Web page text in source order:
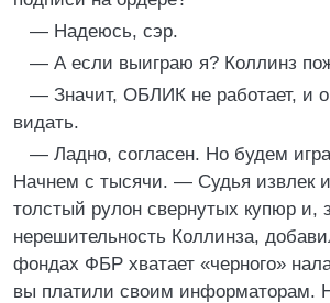
— Надеюсь, сэр.
— А если выиграю я? Коллинз
— Значит, ОБЛИК не работает, и
видать.
— Ладно, согласен. Но будем
Начнем с тысячи. — Судья извлек
толстый рулон свернутых купюр и,
нерешительность Коллинза,
фондах ФБР хватает «черного»
вы платили своим информаторам.